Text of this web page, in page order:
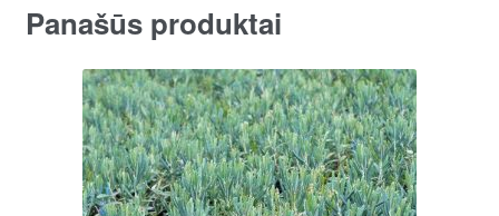
Panašūs produktai